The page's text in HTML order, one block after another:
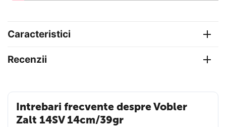
Caracteristici
Recenzii
Intrebari frecvente despre Vobler
Zalt 14SV 14cm/39gr